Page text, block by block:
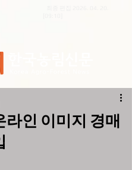
라인 이미지 경매